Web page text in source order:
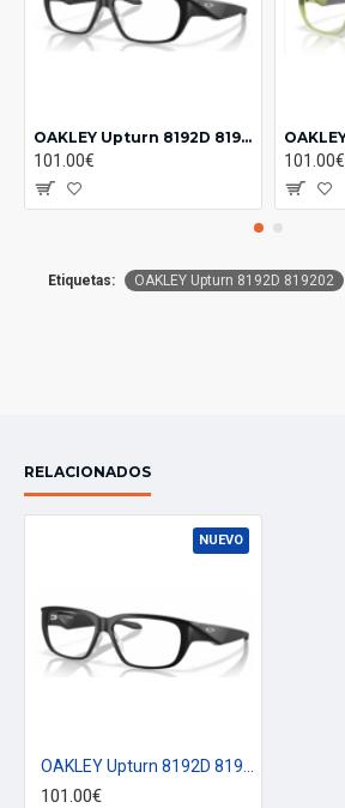
OAKLEY Upturn 8192D 819201
101.00€ 101.00€
Etiquetas: OAKLEY Upturn 8192D 819202
RELACIONADOS
NUEVO
101.00€